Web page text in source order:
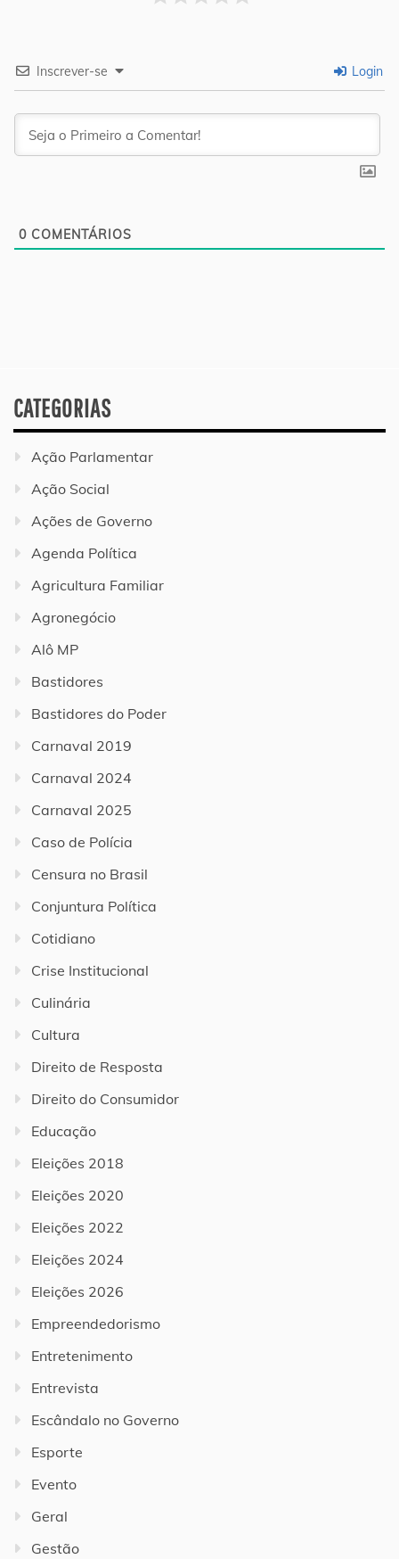
Inscrever-se Login
0 COMENTÁRIOS
CATEGORIAS
Ação Parlamentar
Ação Social
Ações de Governo
Agenda Política
Agricultura Familiar
Agronegócio
Alô MP
Bastidores
Bastidores do Poder
Carnaval 2019
Carnaval 2024
Carnaval 2025
Caso de Polícia
Censura no Brasil
Conjuntura Política
Cotidiano
Crise Institucional
Culinária
Cultura
Direito de Resposta
Direito do Consumidor
Educação
Eleições 2018
Eleições 2020
Eleições 2022
Eleições 2024
Eleições 2026
Empreendedorismo
Entretenimento
Entrevista
Escândalo no Governo
Esporte
Evento
Geral
Gestão